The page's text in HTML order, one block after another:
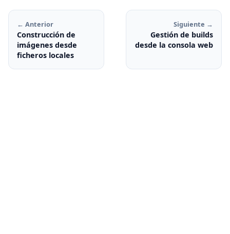
← Anterior
Construcción de
imágenes desde
ficheros locales
Siguiente →
Gestión de builds
desde la consola web